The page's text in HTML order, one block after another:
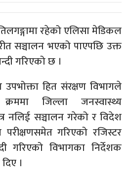
रहेको एलिसा मेडिकल
सञ्चालन भएको पाएपछि उक्त
गरिएको छ ।
उपभोक्ता हित संरक्षण विभागले
जिल्ला जनस्वास्थ्य
नलिई सञ्चालन गरेको र विदेश
परीक्षणसमेत गरिएको रजिस्टर
गरिएको विभागका निर्देशक
।